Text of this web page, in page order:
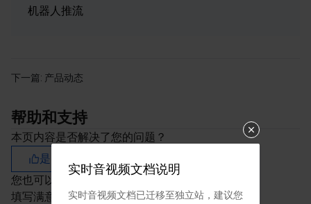
机器人推流
下一篇: 产品动态
帮助和支持
本页内容是否解决了您的问题？
是
您也可以
联系销售 或 提交工单
以寻求帮助。
填写满意度调查问卷，共创更好文档体验。
实时音视频文档说明
实时音视频文档已迁移至独立站，建议您